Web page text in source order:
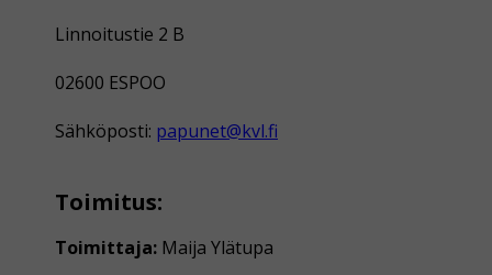
Linnoitustie 2 B
02600 ESPOO
Sähköposti: papunet@kvl.fi
Toimitus:
Toimittaja: Maija Ylätupa